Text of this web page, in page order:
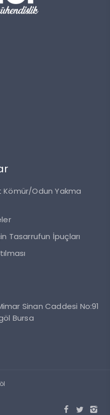
Kömür/Odun Yakma
Tasarrufun İpuçları
Sinan Caddesi No:91
Bursa